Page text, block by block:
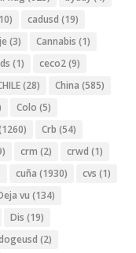
cadusd (19)
(3) Cannabis (1)
(1) ceco2(9)
(28) China (585)
Colo (5)
Crb (54)
crm (2) crwd (1)
cuña (1930) cvs (1)
vu (134)
Dis (19)
(2)